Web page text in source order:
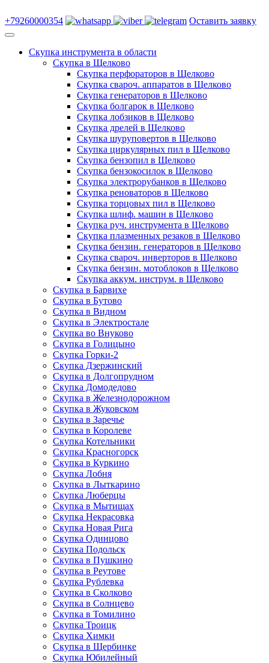
+79260000354 Оставить заявку
Скупка инструмента в области
Скупка в Щелково
Скупка перфораторов в Щелково
Скупка свароч. аппаратов в Щелково
Скупка генераторов в Щелково
Скупка болгарок в Щелково
Скупка лобзиков в Щелково
Скупка дрелей в Щелково
Скупка шуруповертов в Щелково
Скупка циркулярных пил в Щелково
Скупка бензопил в Щелково
Скупка бензокосилок в Щелково
Скупка электрорубанков в Щелково
Скупка реноваторов в Щелково
Скупка торцовых пил в Щелково
Скупка шлиф. машин в Щелково
Скупка руч. инструмента в Щелково
Скупка плазменных резаков в Щелково
Скупка бензин. генераторов в Щелково
Скупка свароч. инверторов в Щелково
Скупка бензин. мотоблоков в Щелково
Скупка аккум. инструм. в Щелково
Скупка в Барвихе
Скупка в Бутово
Скупка в Видном
Скупка в Электростале
Скупка во Внуково
Скупка в Голицыно
Скупка Горки-2
Скупка Дзержинский
Скупка в Долгопрудном
Скупка Домодедово
Скупка в Железнодорожном
Скупка в Жуковском
Скупка в Заречье
Скупка в Королеве
Скупка Котельники
Скупка Красногорск
Скупка в Куркино
Скупка Лобня
Скупка в Лыткарино
Скупка Люберцы
Скупка в Мытищах
Скупка Некрасовка
Скупка Новая Рига
Скупка Одинцово
Скупка Подольск
Скупка в Пушкино
Скупка в Реутове
Скупка Рублевка
Скупка в Сколково
Скупка в Солнцево
Скупка в Томилино
Скупка Троицк
Скупка Химки
Скупка в Щербинке
Скупка Юбилейный